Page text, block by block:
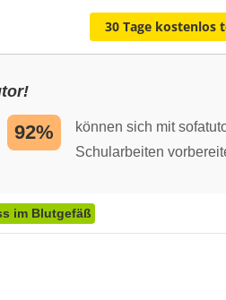
30 Tage kostenlos
92%
können sich mit
Schularbeiten
im Blutgefäß